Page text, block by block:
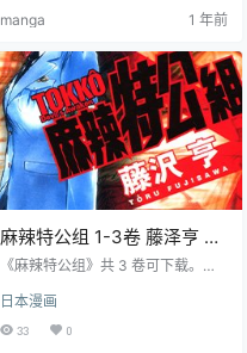
manga 1 年前
麻辣特公组 1-3卷 藤泽亨 漫
画全集下载
《麻辣特公组》共 3 卷可下载。以
述与怪物 Phantom 战斗故事。作为
《麻辣教师 GTO》番外篇，有 GTO
日本漫画
33 0